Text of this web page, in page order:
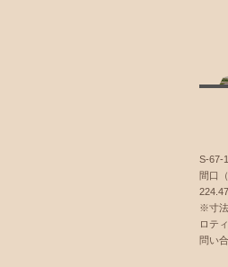
S-67-1
間口
※寸法
ロテ
問い